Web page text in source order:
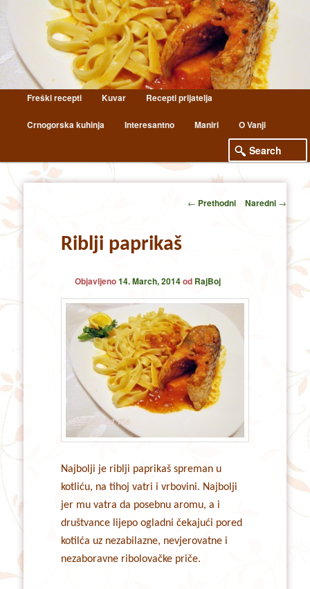
Main
Skip
to
primary
Skip
to
secondary
Freški recepti Kuvar Recepti prijatelja
Crnogorska kuhinja Interesantno Maniri O Vanji
Post
← Prethodni Naredni →
Riblji paprikaš
Objavljeno14. March, 2014od RajBoj
Najbolji je riblji paprikaš spreman u
kotliću, na tihoj vatri i vrbovini. Najbolji
jer mu vatra da posebnu aromu, a i
društvance lijepo ogladni čekajući pored
kotilća uz nezabilazne, nevjerovatne i
nezaboravne ribolovačke priče.